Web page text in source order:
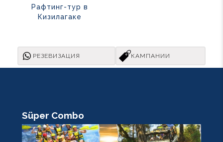
Рафтинг-тур в
Кизилагаке
РЕЗЕВИЗАЦИЯ КАМПАНИИ
Süper Combo